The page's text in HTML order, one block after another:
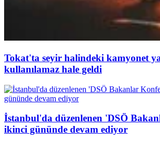
Tokat'ta seyir halindeki kamyonet
kullanılamaz hale geldi
İstanbul'da düzenlenen 'DSÖ
ikinci gününde devam ediyor